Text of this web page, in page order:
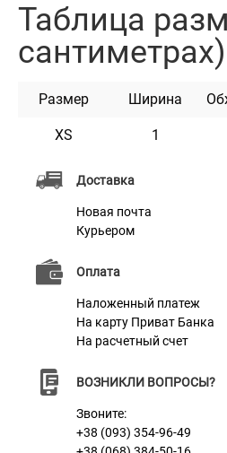
Доставка
Новая почта
Курьером
Оплата
Наложенный платеж
На карту Приват Банка
На расчетный счет
ВОЗНИКЛИ ВОПРОСЫ?
Звоните:
+38 (093) 354-96-49
Ошейник укомплектован
которая раскрывается при
Этот ошейник мягкий на
воды. Он практичен и
Материал
Пряжка
Таблица
сантиметрах)
Размер Ширина
XS 1